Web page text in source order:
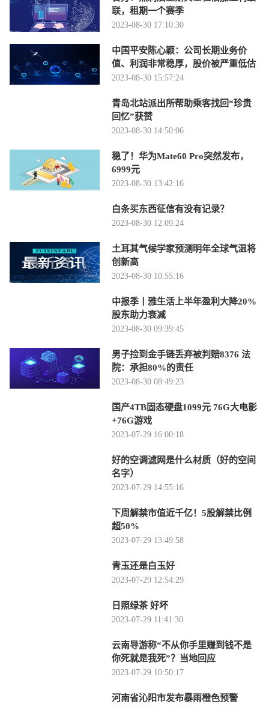
联，租期一个赛季
2023-08-30 17:10:30
中国平安陈心颖：公司长期业务价
值、利润非常稳厚，股价被严重低估
2023-08-30 15:57:24
青岛北站派出所帮助乘客找回“珍贵
回忆”获赞
2023-08-30 14:50:06
稳了！华为Mate60 Pro突然发布，
6999元
2023-08-30 13:42:16
白条买东西征信有没有记录？
2023-08-30 12:09:24
土耳其气候学家预测明年全球气温将
创新高
2023-08-30 10:55:16
中报季丨雅生活上半年盈利大降20%
股东助力衰减
2023-08-30 09:39:45
男子捡到金手链丢弃被判赔8376 法
院：承担80%的责任
2023-08-30 08:49:23
国产4TB固态硬盘1099元 76G大电影
+76G游戏
2023-07-29 16:00:18
好的空调滤网是什么材质（好的空间
名字）
2023-07-29 14:55:16
下周解禁市值近千亿！5股解禁比例
超50%
2023-07-29 13:49:58
青玉还是白玉好
2023-07-29 12:54:29
日照绿茶 好坏
2023-07-29 11:41:30
云南导游称“不从你手里赚到钱不是
你死就是我死”？当地回应
2023-07-29 10:50:17
河南省沁阳市发布暴雨橙色预警